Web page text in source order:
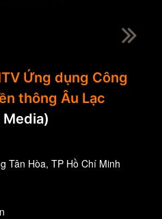
Ứng dụng Công
thông Âu Lạc
Media)
Tân Hòa, TP Hồ Chí Minh